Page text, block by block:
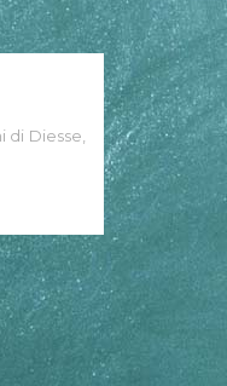
Diesse,